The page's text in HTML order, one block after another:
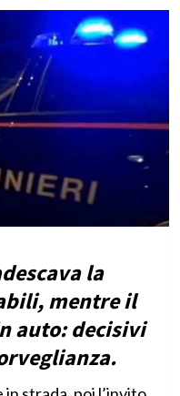
la
mentre il
auto: decisivi